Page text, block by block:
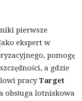
pierwsze
ekspert w
pomogę
a gdzie
pracyTarget
obsługa lotniskowa